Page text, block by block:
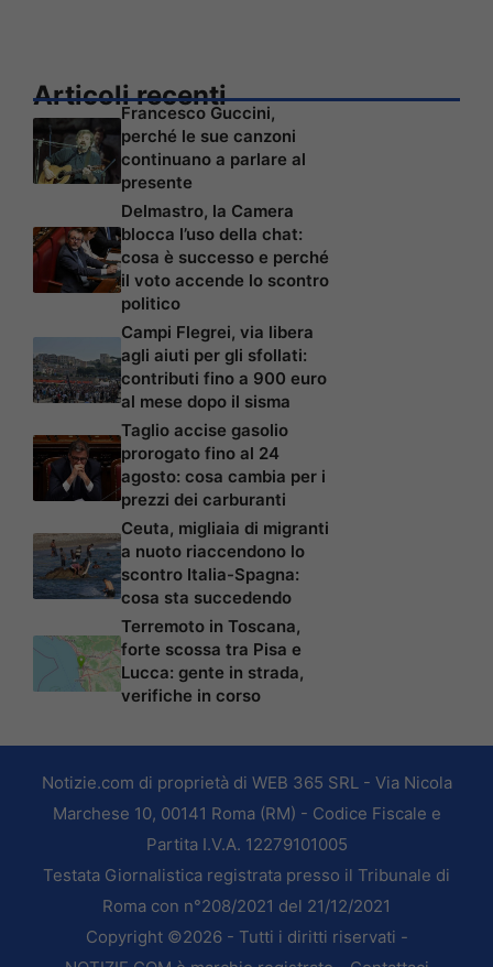
Articoli recenti
Francesco Guccini,
perché le sue canzoni
continuano a parlare al
presente
Delmastro, la Camera
blocca l’uso della chat:
cosa è successo e perché
il voto accende lo scontro
politico
Campi Flegrei, via libera
agli aiuti per gli sfollati:
contributi fino a 900 euro
al mese dopo il sisma
Taglio accise gasolio
prorogato fino al 24
agosto: cosa cambia per i
prezzi dei carburanti
Ceuta, migliaia di migranti
a nuoto riaccendono lo
scontro Italia-Spagna:
cosa sta succedendo
Terremoto in Toscana,
forte scossa tra Pisa e
Lucca: gente in strada,
verifiche in corso
Notizie.com di proprietà di WEB 365 SRL - Via Nicola
Marchese 10, 00141 Roma (RM) - Codice Fiscale e
Partita I.V.A. 12279101005
Testata Giornalistica registrata presso il Tribunale di
Roma con n°208/2021 del 21/12/2021
Copyright ©2026 - Tutti i diritti riservati -